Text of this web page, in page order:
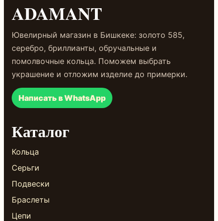
ADAMANT
Ювелирный магазин в Бишкеке: золото 585,
серебро, бриллианты, обручальные и
помолвочные кольца. Поможем выбрать
украшение и отложим изделие до примерки.
Написать в WhatsApp
Каталог
Кольца
Серьги
Подвески
Браслеты
Цепи